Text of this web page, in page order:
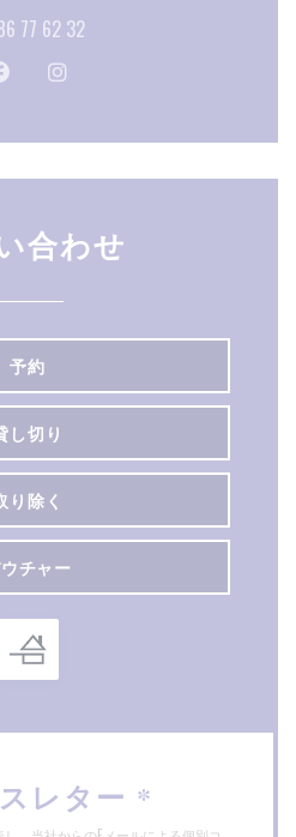
77 62 32
Facebook ((新しいウィンドウで
Instagram ((新しいウィ
合わせ
予約
し切り
り除く
チャー
レター *